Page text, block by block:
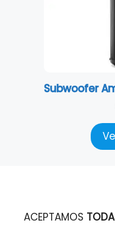
Subwoofer
ACEPTAMOS